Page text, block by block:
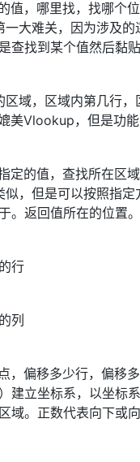
值，哪里找，找哪个
一大难关，因为涉及的
查找到某个值然后黏贴
域，区域内第几行，
美Vlookup，但是功能
定的值，查找所在区
，但是可以按照指定
。返回值所在的位置。
行
列
，偏移多少行，偏移
建立坐标系，以坐标
域。正数代表向下或